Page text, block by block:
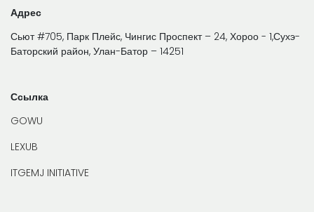
Адрес
Сьют #705, Парк Плейс, Чингис Проспект – 24, Хороо - 1,Сухэ-
Баторский район, Улан-Батор – 14251
Ссылка
GOWU
LEXUB
ITGEMJ INITIATIVE